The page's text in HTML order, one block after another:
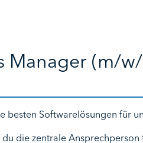
Manager (m/
besten Softwarelösungen für
die zentrale